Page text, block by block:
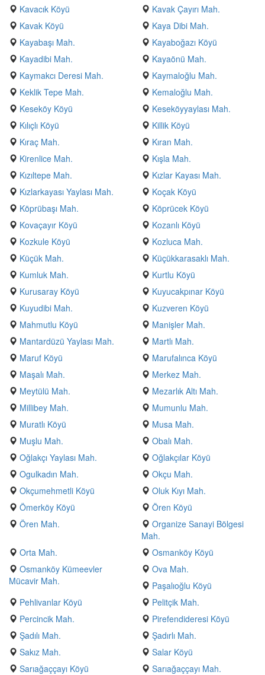
Kavacık Köyü
Kavak Çayırı Mah.
Kavak Köyü
Kaya Dibi Mah.
Kayabaşı Mah.
Kayaboğazı Köyü
Kayadibi Mah.
Kayaönü Mah.
Kaymakcı Deresi Mah.
Kaymaloğlu Mah.
Keklik Tepe Mah.
Kemaloğlu Mah.
Keseköy Köyü
Keseköyyaylası Mah.
Kılıçlı Köyü
Killik Köyü
Kıraç Mah.
Kıran Mah.
Kirenlice Mah.
Kışla Mah.
Kızıltepe Mah.
Kızlar Kayası Mah.
Kızlarkayası Yaylası Mah.
Koçak Köyü
Köprübaşı Mah.
Köprücek Köyü
Kovaçayır Köyü
Kozanlı Köyü
Kozkule Köyü
Kozluca Mah.
Küçük Mah.
Küçükkarasaklı Mah.
Kumluk Mah.
Kurtlu Köyü
Kurusaray Köyü
Kuyucakpınar Köyü
Kuyudibi Mah.
Kuzveren Köyü
Mahmutlu Köyü
Manişler Mah.
Mantardüzü Yaylası Mah.
Martlı Mah.
Maruf Köyü
Marufalınca Köyü
Maşalı Mah.
Merkez Mah.
Meytülü Mah.
Mezarlık Altı Mah.
Millibey Mah.
Mumunlu Mah.
Muratlı Köyü
Musa Mah.
Muşlu Mah.
Obalı Mah.
Oğlakçı Yaylası Mah.
Oğlakçılar Köyü
Ogulkadın Mah.
Okçu Mah.
Okçumehmetli Köyü
Oluk Kıyı Mah.
Ömerköy Köyü
Ören Köyü
Ören Mah.
Organize Sanayi Bölgesi
Mah.
Orta Mah.
Osmanköy Köyü
Osmanköy Kümeevler
Mücavir Mah.
Ova Mah.
Paşalıoğlu Köyü
Pehlivanlar Köyü
Pelitçik Mah.
Percincik Mah.
Pirefendideresi Köyü
Şadılı Mah.
Şadırlı Mah.
Sakız Mah.
Salar Köyü
Sarıağaççayı Köyü
Sarıağaççayı Mah.